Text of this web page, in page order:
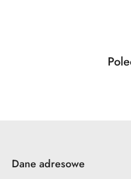
Pomiń karuzelę
Dane adresowe